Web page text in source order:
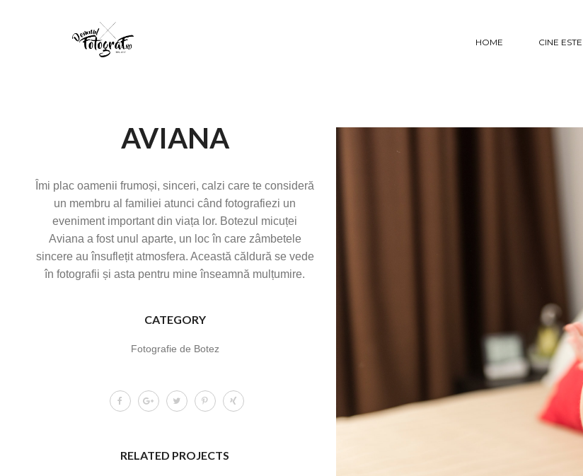
HOME CINE ESTE
AVIANA
Îmi plac oamenii frumoși, sinceri, calzi care te consideră
un membru al familiei atunci când fotografiezi un
eveniment important din viața lor. Botezul micuței
Aviana a fost unul aparte, un loc în care zâmbetele
sincere au însuflețit atmosfera. Această căldură se vede
în fotografii și asta pentru mine înseamnă mulțumire.
CATEGORY
Fotografie de Botez
RELATED PROJECTS